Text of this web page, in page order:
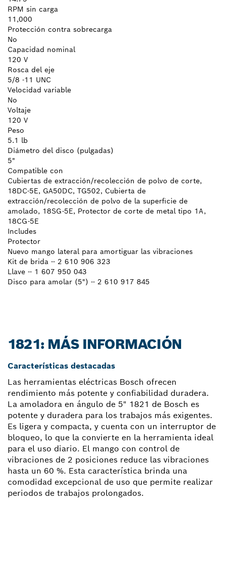
RPM sin carga
11,000
Protección contra sobrecarga
No
Capacidad nominal
120 V
Rosca del eje
5/8 -11 UNC
Velocidad variable
No
Voltaje
120 V
Peso
5.1 lb
Diámetro del disco (pulgadas)
5"
Compatible con
Cubiertas de extracción/recolección de polvo de corte,
18DC-5E, GA50DC, TG502, Cubierta de
extracción/recolección de polvo de la superficie de
amolado, 18SG-5E, Protector de corte de metal tipo 1A,
18CG-5E
Includes
Protector
Nuevo mango lateral para amortiguar las vibraciones
Kit de brida -- 2 610 906 323
Llave -- 1 607 950 043
Disco para amolar (5") -- 2 610 917 845
1821: MÁS INFORMACIÓN
Características destacadas
Las herramientas eléctricas Bosch ofrecen
rendimiento más potente y confiabilidad duradera.
La amoladora en ángulo de 5" 1821 de Bosch es
potente y duradera para los trabajos más exigentes.
Es ligera y compacta, y cuenta con un interruptor de
bloqueo, lo que la convierte en la herramienta ideal
para el uso diario. El mango con control de
vibraciones de 2 posiciones reduce las vibraciones
hasta un 60 %. Esta característica brinda una
comodidad excepcional de uso que permite realizar
periodos de trabajos prolongados.